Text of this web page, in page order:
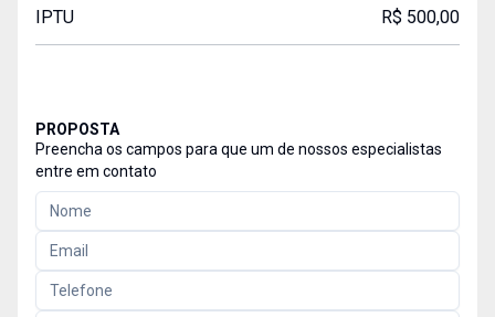
IPTU R$ 500,00
PROPOSTA
Preencha os campos para que um de nossos especialistas
entre em contato